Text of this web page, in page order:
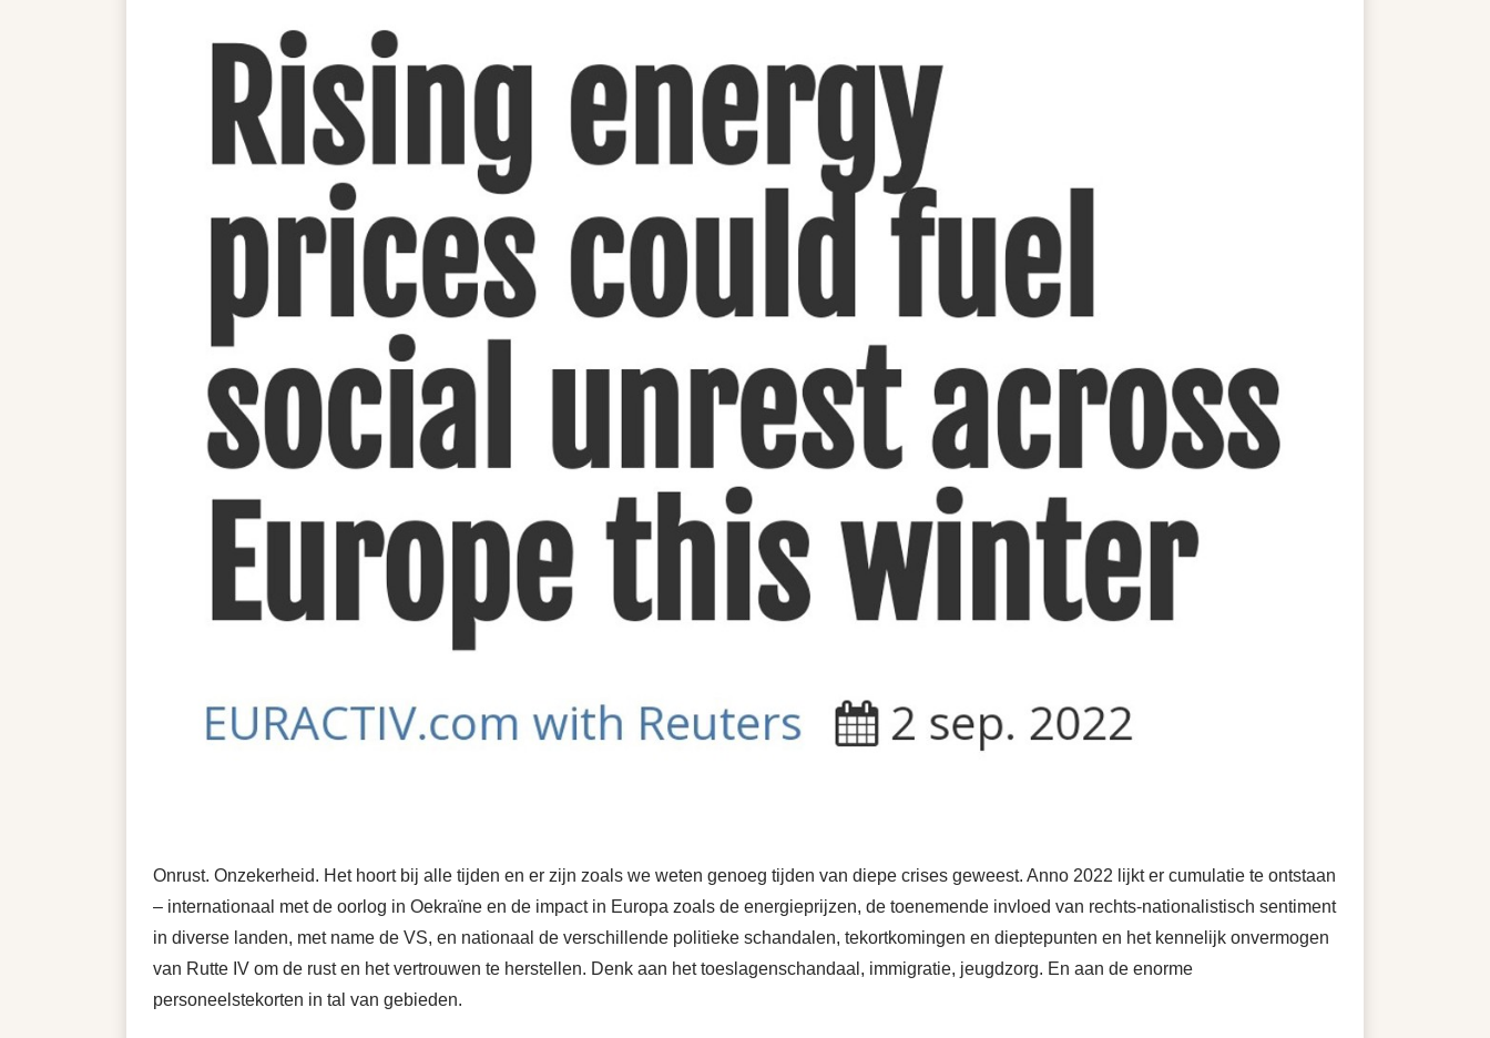
Onrust. Onzekerheid. Het hoort bij alle tijden en er zijn zoals we weten genoeg tijden van diepe crises geweest. Anno 2022 lijkt er cumulatie te ontstaan
– internationaal met de oorlog in Oekraïne en de impact in Europa zoals de energieprijzen, de toenemende invloed van rechts-nationalistisch sentiment
in diverse landen, met name de VS, en nationaal de verschillende politieke schandalen, tekortkomingen en dieptepunten en het kennelijk onvermogen
van Rutte IV om de rust en het vertrouwen te herstellen. Denk aan het toeslagenschandaal, immigratie, jeugdzorg. En aan de enorme
personeelstekorten in tal van gebieden.